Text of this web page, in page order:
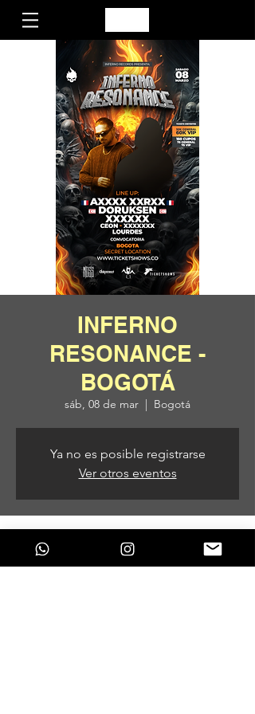
INFERNO
RESONANCE -
BOGOTÁ
sáb, 08 de mar
  |
Bogotá
Ya no es posible registrarse
Ver otros eventos
Horario y ubicación
08 de mar de 2025, 7:00 p. m. – 09 de mar